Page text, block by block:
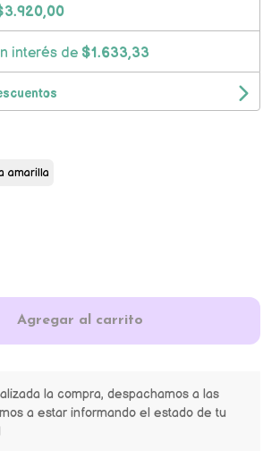
interés de $1.633,33
amarilla
Agregar al carrito
la compra, despachamos a las
a estar informando el estado de tu